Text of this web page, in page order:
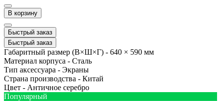
В корзину
Быстрый заказ
Быстрый заказ
Габаритный размер (В×Ш×Г) - 640 × 590 мм
Материал корпуса - Сталь
Тип аксессуара - Экраны
Страна производства - Китай
Цвет - Античное серебро
Популярный